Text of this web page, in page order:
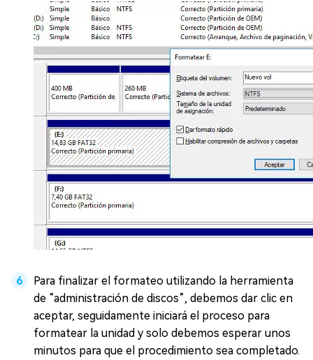
Para finalizar el formateo utilizando la herramienta
de “administración de discos”, debemos dar clic en
aceptar, seguidamente iniciará el proceso para
formatear la unidad y solo debemos esperar unos
minutos para que el procedimiento sea completado.